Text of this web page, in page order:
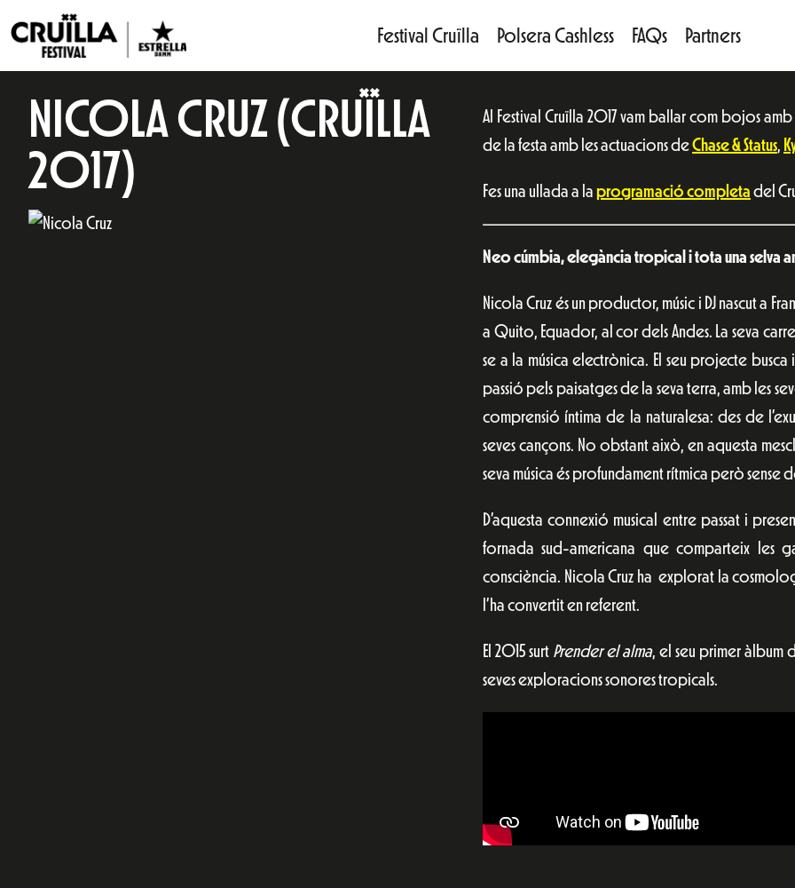
Festival Cruïlla Polsera Cashless FAQs Partners
NICOLA CRUZ (CRUÏLLA
2017)
Al Festival Cruïlla 2017 vam ballar com bojos
de la festa amb les actuacions deChase & Status,
Fes una ullada a la programació completa del
Neo cúmbia, elegància tropical i tota una selva
Nicola Cruz és un productor, músic i DJ nascut a
a Quito, Equador, al cor dels Andes. La seva
se a la música electrònica. El seu projecte
passió pels paisatges de la seva terra, amb les
comprensió íntima de la naturalesa: des de
seves cançons. No obstant això, en aquesta
seva música és profundament rítmica però sense
D’aquesta connexió musical entre passat i
fornada sud-americana que comparteix les
consciència. Nicola Cruz ha explorat la
l’ha convertit en referent.
El 2015 surt Prender el alma, el seu primer àlbum
seves exploracions sonores tropicals.